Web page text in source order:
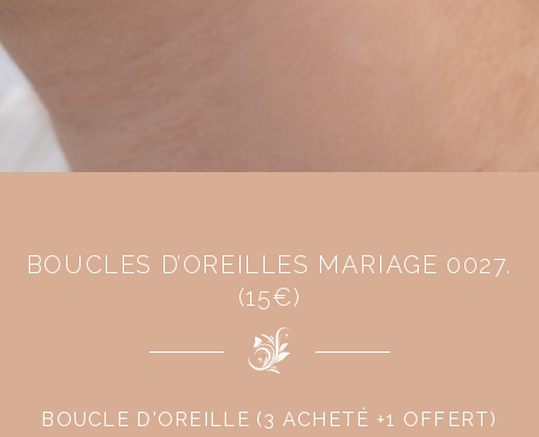
BOUCLES D’OREILLES MARIAGE 0027.
(15€)
BOUCLE D'OREILLE (3 ACHETÉ +1 OFFERT)